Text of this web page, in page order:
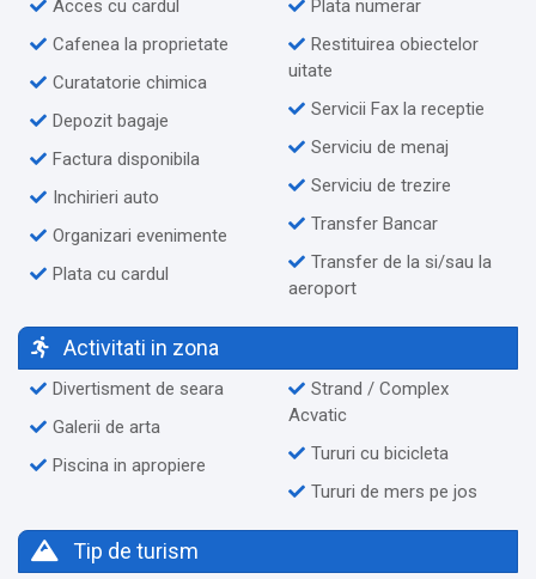
Acces cu cardul
Cafenea la proprietate
Curatatorie chimica
Depozit bagaje
Factura disponibila
Inchirieri auto
Organizari evenimente
Plata cu cardul
Plata numerar
Restituirea obiectelor
uitate
Servicii Fax la receptie
Serviciu de menaj
Serviciu de trezire
Transfer Bancar
Transfer de la si/sau la
aeroport
Activitati in zona
Divertisment de seara
Galerii de arta
Piscina in apropiere
Strand / Complex
Acvatic
Tururi cu bicicleta
Tururi de mers pe jos
Tip de turism